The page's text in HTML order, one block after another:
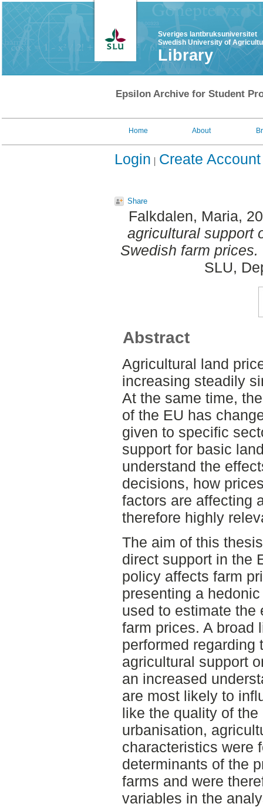
Sveriges lantbruksuniversitet
Swedish University of
Library
Epsilon Archive for Student
Home About
Login Create Account
Share
Falkdalen, Maria,
agricultural support
Swedish farm prices.
SLU,
Abstract
Agricultural land
increasing steadily
At the same time,
of the EU has
given to specific
support for basic
understand the
decisions, how
factors are affecting
therefore highly
The aim of this
direct support in the
policy affects farm
presenting a
used to estimate the
farm prices. A broad
performed regarding
agricultural support
an increased
are most likely to
like the quality of
urbanisation,
characteristics were
determinants of the
farms and were
variables in the